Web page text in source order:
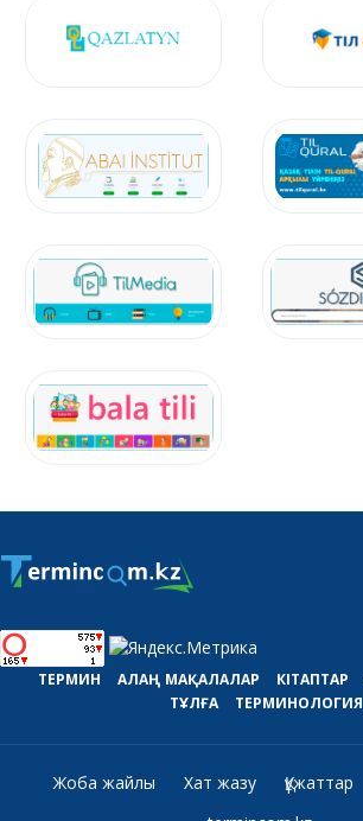
ТЕРМИН АЛАҢ МАҚАЛАЛАР КІТАПТАР
ТҰЛҒА
ТЕРМИНОЛОГИЯ
Жоба жайлы Хат жазу Құжаттар